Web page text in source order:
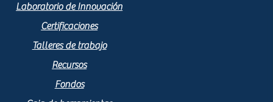
Laboratorio de Innovación
Certificaciones
Talleres de trabajo
Recursos
Fondos